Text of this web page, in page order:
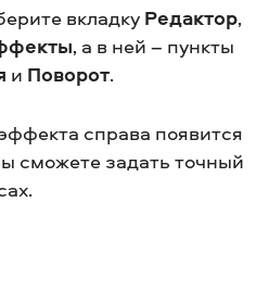
вкладку Редактор,
, а в ней – пункты
и Поворот.
справа появится
сможете задать точный